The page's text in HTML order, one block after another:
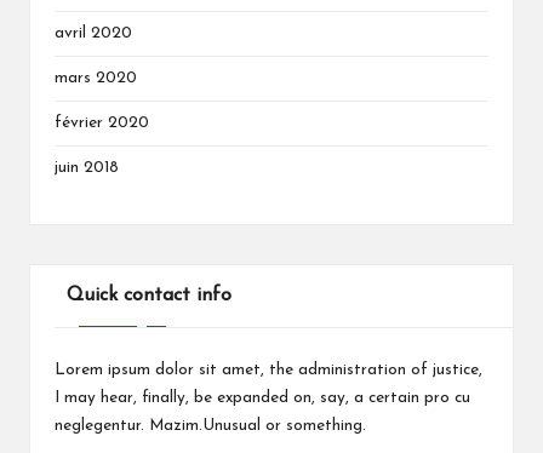
avril 2020
mars 2020
février 2020
juin 2018
Quick contact info
Lorem ipsum dolor sit amet, the administration of justice,
I may hear, finally, be expanded on, say, a certain pro cu
neglegentur.
Mazim.Unusual or something.